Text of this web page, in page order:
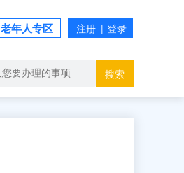
老年人专区
搜索